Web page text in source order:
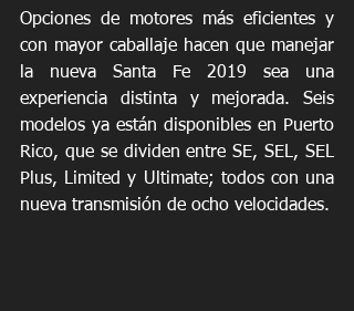
Opciones de motores más eficientes y
con mayor caballaje hacen que manejar
la nueva Santa Fe 2019 sea una
experiencia distinta y mejorada. Seis
modelos ya están disponibles en Puerto
Rico, que se dividen entre SE, SEL, SEL
Plus, Limited y Ultimate; todos con una